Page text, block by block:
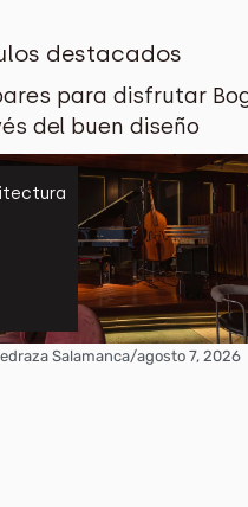
destacados
para disfrutar
del buen diseño
Salamanca/agosto 7, 2026